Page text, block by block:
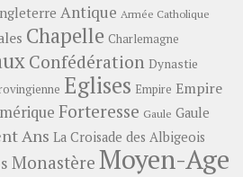
Antique Armée Catholique
Chapelle Charlemagne
Confédération Dynastie
Eglises Empire Empire
Forteresse Gaule Gaule
Ans La Croisade des Albigeois
Monastère Moyen-Age